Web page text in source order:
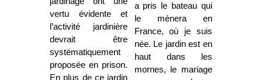
vertu évidente et
l’activité jardinière
devrait être
systématiquement
proposée en prison.
En plus de ce jardin
a pris le bateau qui
le mènera en
France, où je suis
née. Le jardin est en
haut dans les
mornes, le mariage